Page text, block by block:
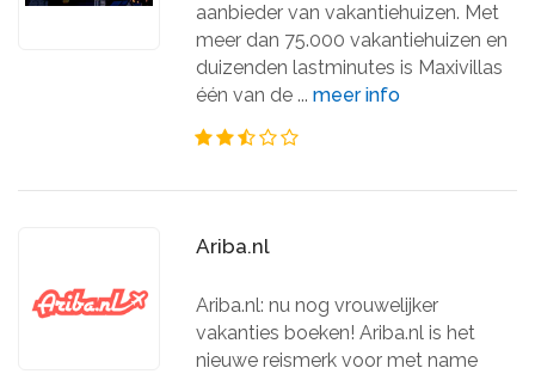
aanbieder van vakantiehuizen. Met
meer dan 75.000 vakantiehuizen en
duizenden lastminutes is Maxivillas
één van de ...meer info
Ariba.nl
Ariba.nl: nu nog vrouwelijker
vakanties boeken! Ariba.nl is het
nieuwe reismerk voor met name